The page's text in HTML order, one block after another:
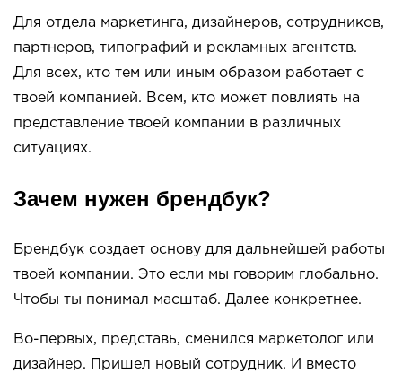
Для отдела маркетинга, дизайнеров, сотрудников,
партнеров, типографий и рекламных агентств.
Для всех, кто тем или иным образом работает с
твоей компанией. Всем, кто может повлиять на
представление твоей компании в различных
ситуациях.
Зачем нужен брендбук?
Брендбук создает основу для дальнейшей работы
твоей компании. Это если мы говорим глобально.
Чтобы ты понимал масштаб. Далее конкретнее.
Во-первых, представь, сменился маркетолог или
дизайнер. Пришел новый сотрудник. И вместо